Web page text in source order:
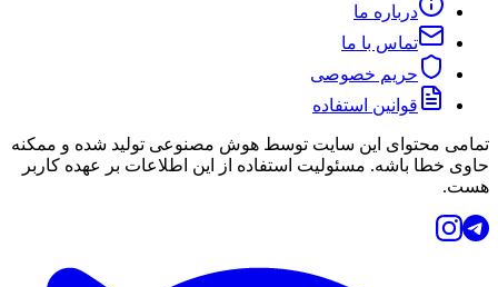
درباره ما
تماس با ما
حریم خصوصی
قوانین استفاده
تمامی محتوای این سایت توسط هوش مصنوعی تولید شده و ممکنه
حاوی خطا باشه. مسئولیت استفاده از این اطلاعات بر عهده کاربر
هست.